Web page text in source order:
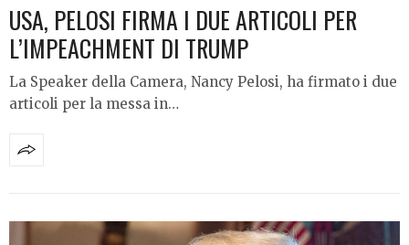
USA, PELOSI FIRMA I DUE ARTICOLI PER
L’IMPEACHMENT DI TRUMP
La Speaker della Camera, Nancy Pelosi, ha firmato i due
articoli per la messa in…